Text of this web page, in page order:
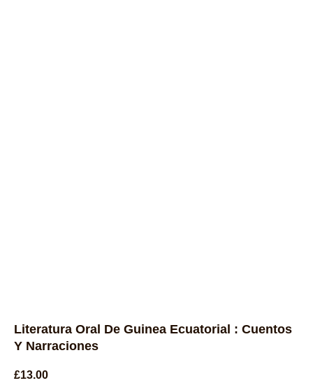
Literatura Oral De Guinea Ecuatorial : Cuentos
Y Narraciones
£13.00